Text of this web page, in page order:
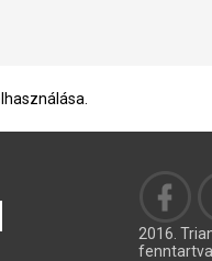
2016.
fenntartva